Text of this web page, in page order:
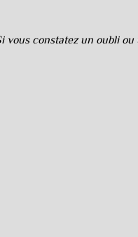
constatez un oubli ou